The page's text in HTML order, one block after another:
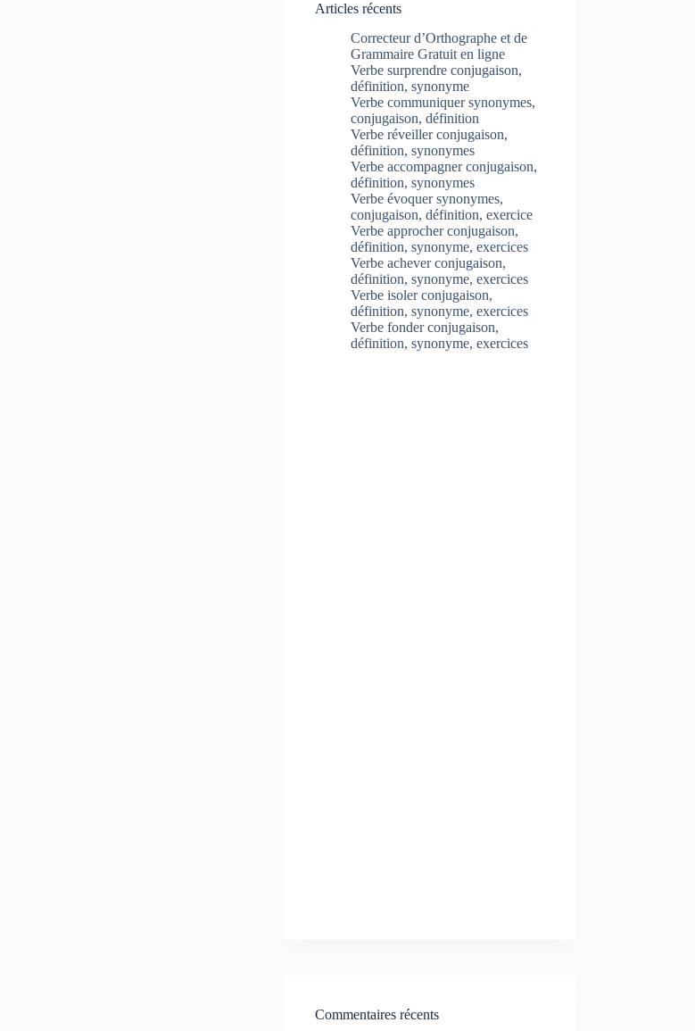
Articles récents
Correcteur d’Orthographe et de
Grammaire Gratuit en ligne
Verbe surprendre conjugaison,
définition, synonyme
Verbe communiquer synonymes,
conjugaison, définition
Verbe réveiller conjugaison,
définition, synonymes
Verbe accompagner conjugaison,
définition, synonymes
Verbe évoquer synonymes,
conjugaison, définition, exercice
Verbe approcher conjugaison,
définition, synonyme, exercices
Verbe achever conjugaison,
définition, synonyme, exercices
Verbe isoler conjugaison,
définition, synonyme, exercices
Verbe fonder conjugaison,
définition, synonyme, exercices
Commentaires récents